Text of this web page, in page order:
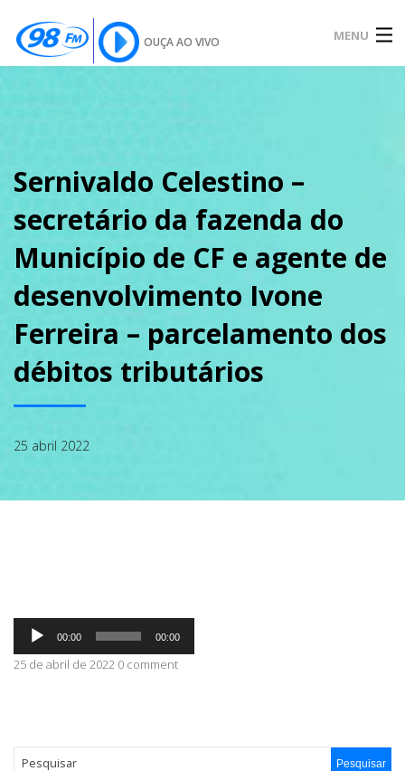
OUÇA AO VIVO MENU
SOBRE
PODCAST
GALERIA
ABRANGÊNCIA
Sernivaldo Celestino –
secretário da fazenda do
Município de CF e agente de
desenvolvimento Ivone
Ferreira – parcelamento dos
débitos tributários
25 abril 2022
Tocador
áudio
00:00 00:00
25 de abril de 2022 0 comment